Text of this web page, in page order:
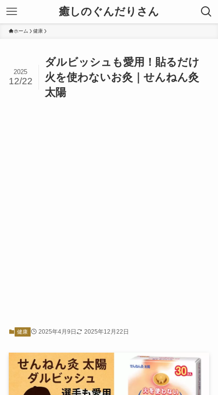
癒しのぐんだりさん
ホーム 健康
ダルビッシュも愛用！貼るだけ
火を使わないお灸｜せんねん灸
太陽
2025
12/22
健康 2025年4月9日 2025年12月22日